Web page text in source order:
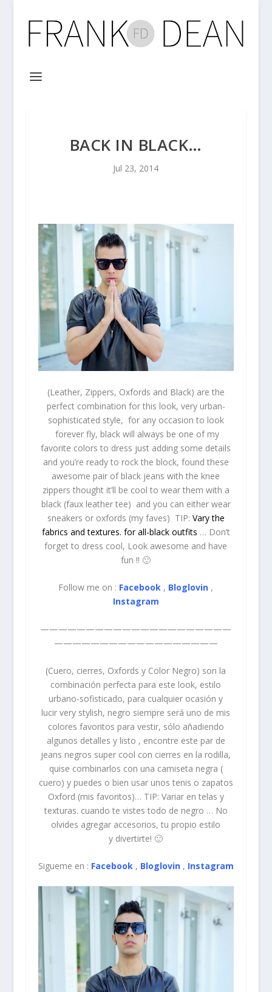
BACK IN BLACK…
Jul 23, 2014
(Leather, Zippers, Oxfords and Black) are the
perfect combination for this look, very urban-
sophisticated style, for any occasion to look
forever fly, black will always be one of my
favorite colors to dress just adding some details
and you’re ready to rock the block, found these
awesome pair of black jeans with the knee
zippers thought it’ll be cool to wear them with a
black (faux leather tee) and you can either wear
sneakers or oxfords (my faves) TIP: Vary the
fabrics and textures. for all-black outfits … Don’t
forget to dress cool, Look awesome and have
fun !! 🙂
Follow me on : Facebook , Bloglovin ,
Instagram
—————————————————————
——————————————————
(Cuero, cierres, Oxfords y Color Negro) son la
combinación perfecta para este look, estilo
urbano-sofisticado, para cualquier ocasión y
lucir very stylish, negro siempre será uno de mis
colores favoritos para vestir, sólo añadiendo
algunos detalles y listo , encontre este par de
jeans negros super cool con cierres en la rodilla,
quise combinarlos con una camiseta negra (
cuero) y puedes o bien usar unos tenis o zapatos
Oxford (mis favoritos)… TIP: Variar en telas y
texturas. cuando te vistes todo de negro … No
olvides agregar accesorios, tu propio estilo
y divertirte! 🙂
Sigueme en : Facebook, Bloglovin, Instagram